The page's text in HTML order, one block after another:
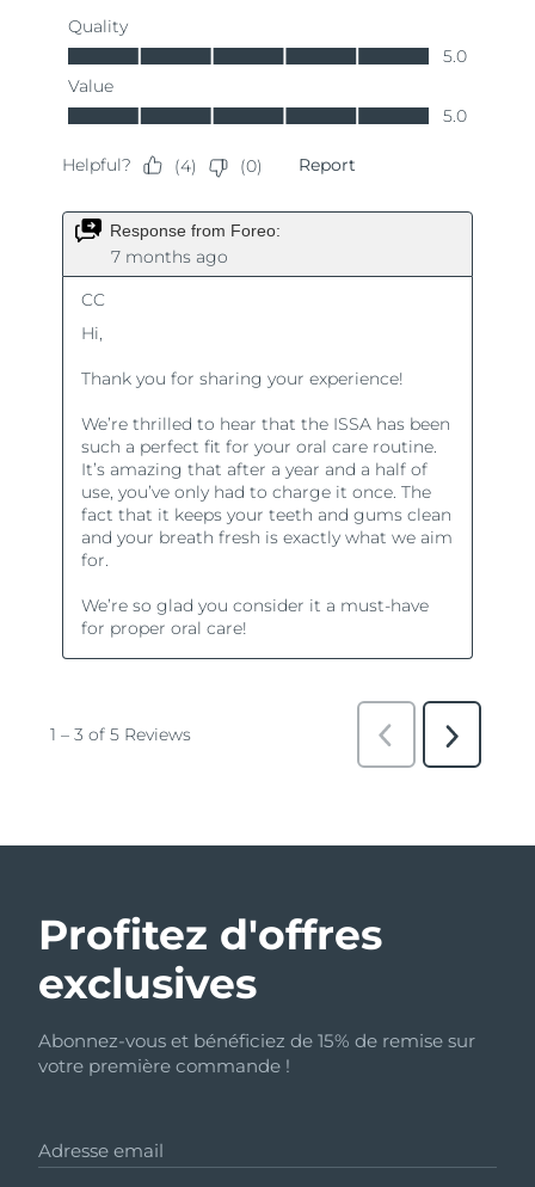
Profitez d'offres
exclusives
Abonnez-vous et bénéficiez de 15% de remise sur
votre première commande !
Adresse email